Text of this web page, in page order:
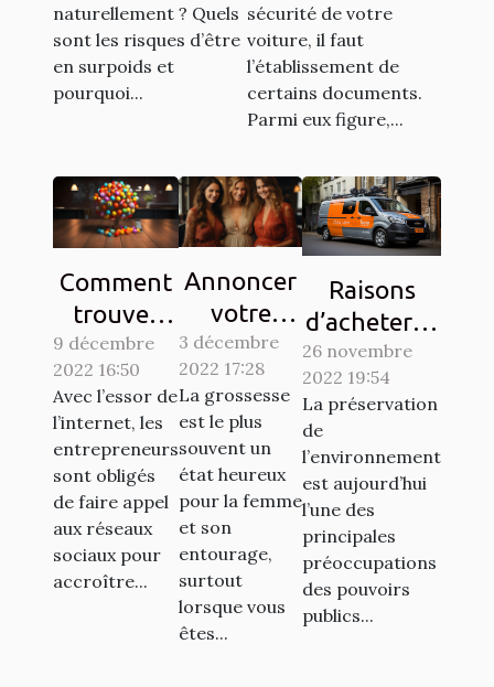
naturellement ? Quels
sont les risques d’être
en surpoids et
pourquoi...
sécurité de votre
voiture, il faut
l’établissement de
certains documents.
Parmi eux figure,...
Comment
trouver
des clients
sur les
réseaux
sociaux ?
9 décembre
2022 16:50
Avec l’essor de
l’internet, les
entrepreneurs
sont obligés
de faire appel
aux réseaux
sociaux pour
accroître...
Annoncer
votre
grossesse
à votre
entourage
: Comment
y procéder
?
3 décembre
2022 17:28
La grossesse
est le plus
souvent un
état heureux
pour la femme
et son
entourage,
surtout
lorsque vous
êtes...
Raisons
d’acheter la
vignette
Crit’Air
26 novembre
2022 19:54
La préservation
de
l’environnement
est aujourd’hui
l’une des
principales
préoccupations
des pouvoirs
publics...